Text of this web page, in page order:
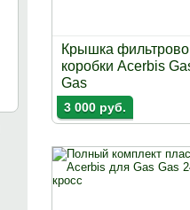
Крышка
коробки Acerbis
Gas
3 000 руб.